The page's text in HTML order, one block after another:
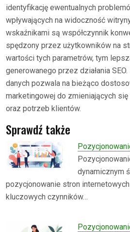
identyfikację ewentualnych
wpływających na widoczność
wskaźnikami są współczynnik
spędzony przez użytkowników na
wartości tych parametrów, tym
generowanego przez działania
danych pozwala na bieżąco
marketingowej do zmieniających
oraz potrzeb klientów.
Sprawdź także
dynamicznym
pozycjonowanie stron
kluczowych czynników…